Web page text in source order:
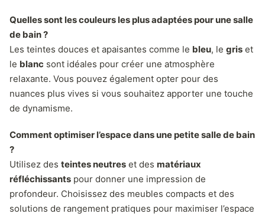
Quelles sont les couleurs les plus adaptées pour une salle
de bain ?
Les teintes douces et apaisantes comme le bleu, le gris et
le blanc sont idéales pour créer une atmosphère
relaxante. Vous pouvez également opter pour des
nuances plus vives si vous souhaitez apporter une touche
de dynamisme.
Comment optimiser l’espace dans une petite salle de bain
?
Utilisez des teintes neutres et des matériaux
réfléchissants pour donner une impression de
profondeur. Choisissez des meubles compacts et des
solutions de rangement pratiques pour maximiser l’espace